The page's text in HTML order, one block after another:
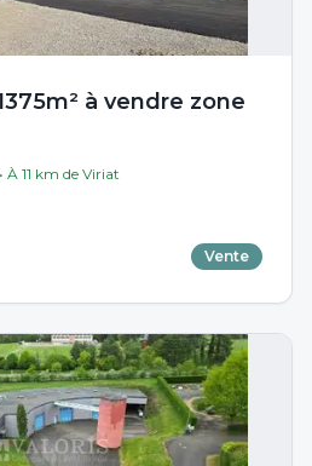
à vendre zone
• À 11 km de Viriat
Vente